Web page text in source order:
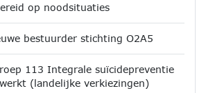
op noodsituaties
bestuurder stichting O2A5
113 Integrale suïcidepreventie
(landelijke verkiezingen)